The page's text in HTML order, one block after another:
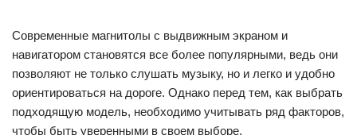
Современные магнитолы с выдвижным экраном и
навигатором становятся все более популярными, ведь они
позволяют не только слушать музыку, но и легко и удобно
ориентироваться на дороге. Однако перед тем, как выбрать
подходящую модель, необходимо учитывать ряд факторов,
чтобы быть уверенными в своем выборе.